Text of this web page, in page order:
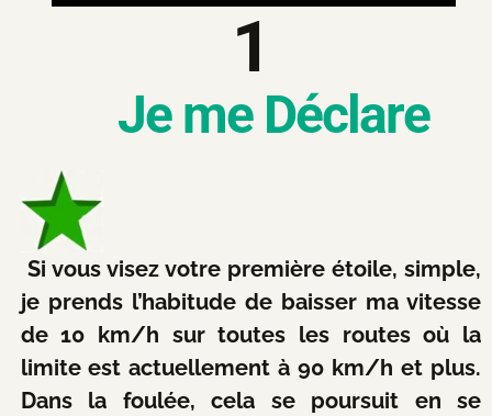
1
Je me Déclare
Si vous visez votre première étoile, simple,
je prends l’habitude de baisser ma vitesse
de 10 km/h sur toutes les routes où la
limite est actuellement à 90 km/h et plus.
Dans la foulée, cela se poursuit en se